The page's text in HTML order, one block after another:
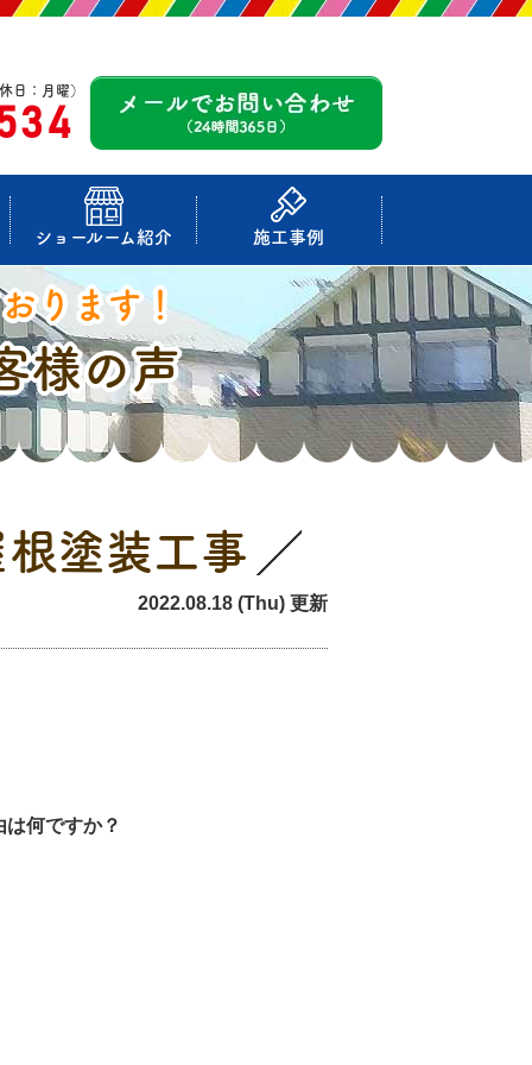
休日：月曜）
ショールーム紹介 施工事例
ります！
様の声
塗装工事
2022.08.18 (Thu) 更新
は何ですか？